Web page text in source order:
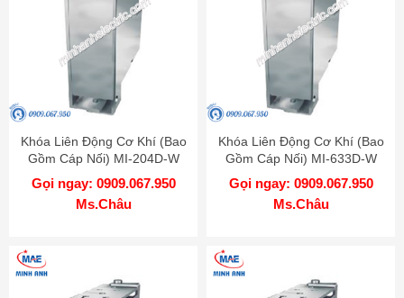
Khóa Liên Động Cơ Khí (Bao
Gồm Cáp Nối) MI-204D-W
MITSUBISHI
Gọi ngay: 0909.067.950
Ms.Châu
Khóa Liên Động Cơ Khí (Bao
Gồm Cáp Nối) MI-633D-W
MITSUBISHI
Gọi ngay: 0909.067.950
Ms.Châu